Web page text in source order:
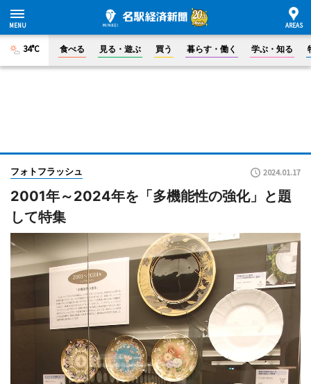
34°C 食べる 見る・遊ぶ 買う 暮らす・働く 学ぶ・知る
フォトフラッシュ 2024.01.17
2001年～2024年を「多機能性の強化」と題
して特集